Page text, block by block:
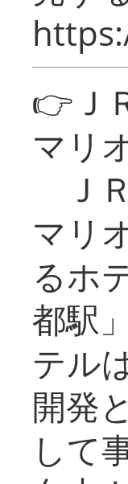
👉Ｊ
マリ
Ｊ
マリ
るホ
都駅
テル
開発
して